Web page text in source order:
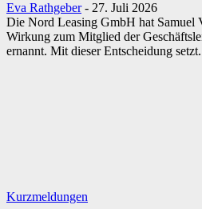
Eva Rathgeber - 27. Juli 2026
Die Nord Leasing GmbH hat Samuel
Wirkung zum Mitglied der
ernannt. Mit dieser Entscheidung
Kurzmeldungen